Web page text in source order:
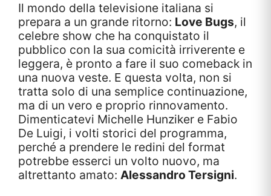
Il mondo della televisione italiana si
prepara a un grande ritorno: Love Bugs, il
celebre show che ha conquistato il
pubblico con la sua comicità irriverente e
leggera, è pronto a fare il suo comeback in
una nuova veste. E questa volta, non si
tratta solo di una semplice continuazione,
ma di un vero e proprio rinnovamento.
Dimenticatevi Michelle Hunziker e Fabio
De Luigi, i volti storici del programma,
perché a prendere le redini del format
potrebbe esserci un volto nuovo, ma
altrettanto amato: Alessandro Tersigni.